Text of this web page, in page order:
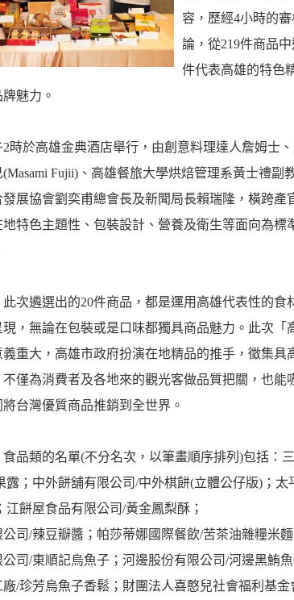
容，歷經4小時的
論，從219件商品
件代表高雄的特色
魅力。
時於高雄金典酒店舉行，由創意料理達人詹姆士
Fujii)、高雄餐旅大學烘焙管理系黃士禮副
展協會劉奕甫總會長及新聞局長賴瑞隆，橫跨產
特色主題性、包裝設計、營養及衛生等面向為標
次遴選出的20件商品，都是運用高雄代表性的食
，無論在包裝或是口味都獨具商品魅力。此次「
重大，高雄市政府扮演在地精品的推手，徵集具
僅為消費者及各地來的觀光客做品質把關，也能
台灣優質商品推銷到全世界。
食品類的名單(不分名次，以筆畫順序排列)包括：
露；中外餅舖有限公司/中外棋餅(立體公仔版)；太
江餅屋食品有限公司/黃金鳳梨酥；
司/辣豆瓣醬；帕莎蒂娜國際餐飲/苦茶油雜糧米
司/東順記烏魚子；河邊股份有限公司/河邊黑鮪魚
/珍芳烏魚子香鬆；財團法人喜憨兒社會福利基金